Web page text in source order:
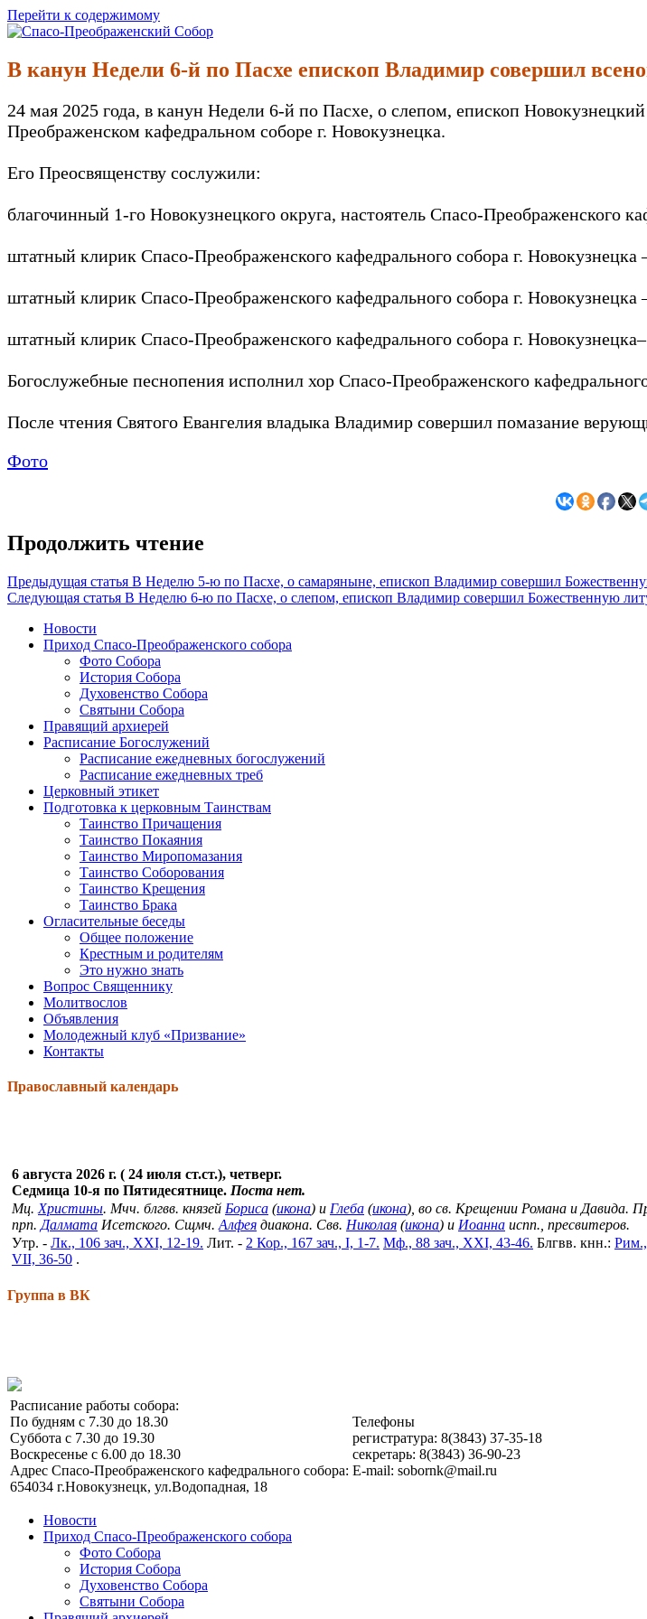
Перейти к содержимому
Спасо-Преображенский Собор
Спасо-Преображенский кафедральный Собор Новокузнецк
В канун Недели 6-й по Пасхе епископ Владимир совершил
24 мая 2025 года, в канун Недели 6-й по Пасхе, о слепом, епископ
Преображенском кафедральном соборе г. Новокузнецка.
Его Преосвященству сослужили:
благочинный 1-го Новокузнецкого округа, настоятель Спасо-Преображенского
штатный клирик Спасо-Преображенского кафедрального собора г.
штатный клирик Спасо-Преображенского кафедрального собора г.
штатный клирик Спасо-Преображенского кафедрального собора г.
Богослужебные песнопения исполнил хор Спасо-Преображенского
После чтения Святого Евангелия владыка Владимир совершил помазание
Фото
Продолжить чтение
Предыдущая статья В Неделю 5-ю по Пасхе, о самаряныне, епископ Владимир совершил
Следующая статья В Неделю 6-ю по Пасхе, о слепом, епископ Владимир совершил Божественную
Новости
Приход Спасо-Преображенского собора
Фото Собора
История Собора
Духовенство Собора
Святыни Собора
Правящий архиерей
Расписание Богослужений
Расписание ежедневных богослужений
Расписание ежедневных треб
Церковный этикет
Подготовка к церковным Таинствам
Таинство Причащения
Таинство Покаяния
Таинство Миропомазания
Таинство Соборования
Таинство Крещения
Таинство Брака
Огласительные беседы
Общее положение
Крестным и родителям
Это нужно знать
Вопрос Священнику
Молитвослов
Объявления
Молодежный клуб «Призвание»
Контакты
Православный календарь
6 августа 2026 г. ( 24 июля ст.ст.), четверг.
Седмица 10-я по Пятидесятнице. Поста нет.
Мц. Христины. Мчч. блгвв. князей Бориса (икона) и Глеба (икона), во св. Крещении Романа и Давида.
прп. Далмата Исетского. Сщмч. Алфея диакона. Свв. Николая (икона) и Иоанна испп., пресвитеров.
Утр. - Лк., 106 зач., XXI, 12-19. Лит. - 2 Кор., 167 зач., I, 1-7. Мф., 88 зач., XXI, 43-46. Блгвв. кнн.:
VII, 36-50 .
Группа в ВК
Расписание работы собора:
По будням с 7.30 до 18.30
Суббота с 7.30 до 19.30
Воскресенье с 6.00 до 18.30
Адрес Спасо-Преображенского кафедрального собора:
654034 г.Новокузнецк, ул.Водопадная, 18
Телефоны
регистратура: 8(3843) 37-35-18
секретарь: 8(3843) 36-90-23
E-mail: sobornk@mail.ru
Новости
Приход Спасо-Преображенского собора
Фото Собора
История Собора
Духовенство Собора
Святыни Собора